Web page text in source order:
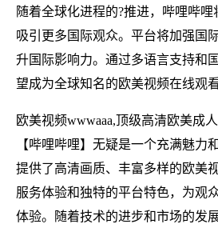
随着全球化进程的?推进，哔哩哔哩
吸引更多国际观众。平台将加强国
升国际影响力。通过多语言支持和
望成为全球知名的欧美视频在线观看
欧美视频wwwaaa,顶级高清欧美成
【哔哩哔哩】无疑是一个充满魅力
提供了高清画质、丰富多样的欧美
服务体验和独特的平台特色，为观
体验。随着技术的进步和市场的发